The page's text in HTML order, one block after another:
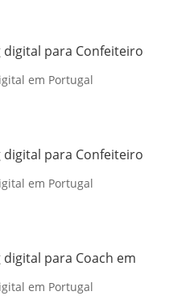
para Confeiteiro
em Portugal
para Confeiteiro
em Portugal
para Coach em
em Portugal